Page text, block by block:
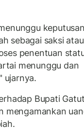
sebagai saksi atau
penentuan
menunggu dan
ujarnya.
Bupati
mengamankan